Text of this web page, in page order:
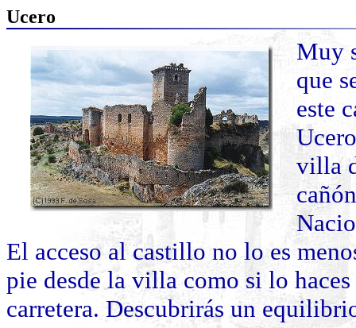
Ucero
Muy
que
este
villa
El acceso al castillo no lo es
pie desde la villa como si lo
carretera. Descubrirás un